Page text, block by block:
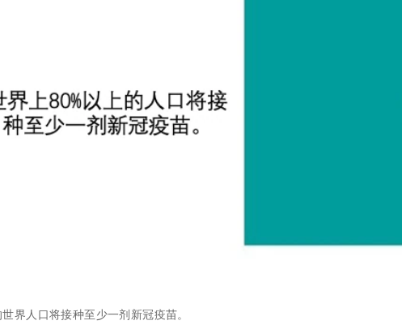
界人口将接种至少一剂新冠疫苗。